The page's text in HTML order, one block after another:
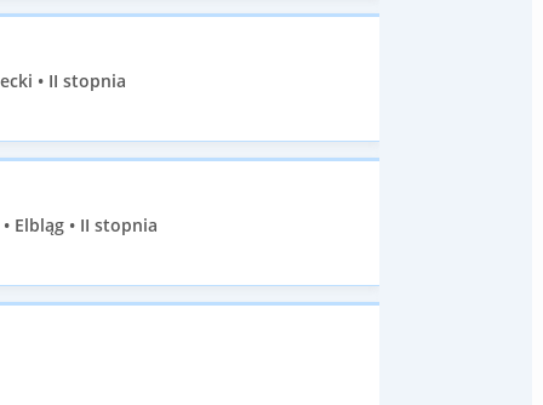
• II stopnia
Elbląg • II stopnia